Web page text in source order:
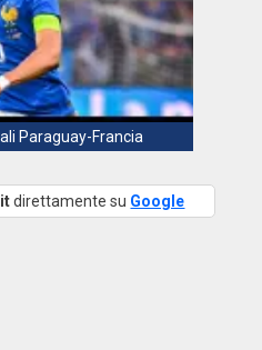
Paraguay-Francia
direttamente su Google